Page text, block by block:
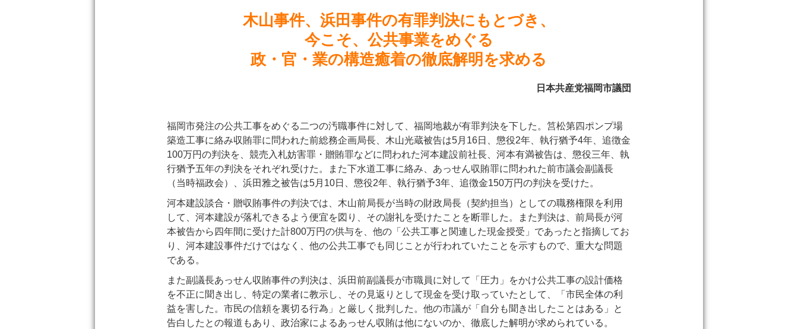
木山事件、浜田事件の有罪判決にもとづき、
今こそ、公共事業をめぐる
政・官・業の構造癒着の徹底解明を求める
日本共産党福岡市議団
福岡市発注の公共工事をめぐる二つの汚職事件に対して、福岡地裁が有罪判決を下した。筥松第四ポンプ場
築造工事に絡み収賄罪に問われた前総務企画局長、木山光蔵被告は5月16日、懲役2年、執行猶予4年、追徴金
100万円の判決を、競売入札妨害罪・贈賄罪などに問われた河本建設前社長、河本有満被告は、懲役三年、執
行猶予五年の判決をそれぞれ受けた。また下水道工事に絡み、あっせん収賄罪に問われた前市議会副議長
（当時福政会）、浜田雅之被告は5月10日、懲役2年、執行猶予3年、追徴金150万円の判決を受けた。
河本建設談合・贈収賄事件の判決では、木山前局長が当時の財政局長（契約担当）としての職務権限を利用
して、河本建設が落札できるよう便宜を図り、その謝礼を受けたことを断罪した。また判決は、前局長が河
本被告から四年間に受けた計800万円の供与を、他の「公共工事と関連した現金授受」であったと指摘してお
り、河本建設事件だけではなく、他の公共工事でも同じことが行われていたことを示すもので、重大な問題
である。
また副議長あっせん収賄事件の判決は、浜田前副議長が市職員に対して「圧力」をかけ公共工事の設計価格
を不正に聞き出し、特定の業者に教示し、その見返りとして現金を受け取っていたとして、「市民全体の利
益を害した。市民の信頼を裏切る行為」と厳しく批判した。他の市議が「自分も聞き出したことはある」と
告白したとの報道もあり、政治家によるあっせん収賄は他にないのか、徹底した解明が求められている。